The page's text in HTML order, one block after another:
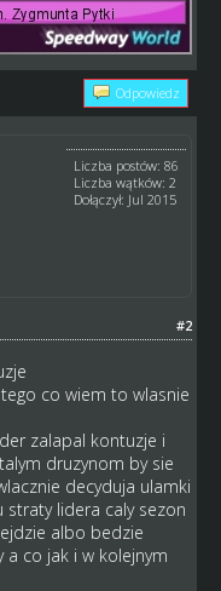
Odpowiedz
Liczba postów: 86
Liczba wątków: 2
Dołączył: Jul 2015
#2
co wiem to wlasnie
zalapal kontuzje i
druzynom by sie
decyduja ulamki
straty lidera caly sezon
albo bedzie
a co jak i w kolejnym